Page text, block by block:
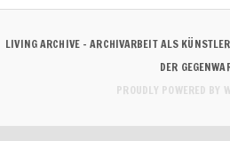
LIVING ARCHIVE – ARCHIVARBEIT ALS
DER
PROUDLY POWERED BY